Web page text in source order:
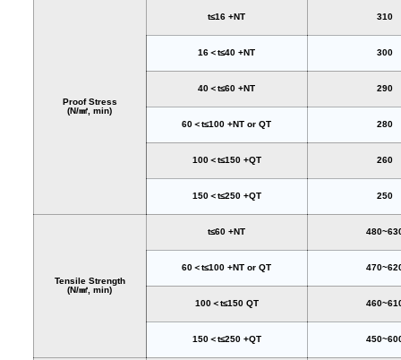
Proof Stress
(N/㎟, min)
t≤16 +NT 310
16＜t≤40 +NT 300
40＜t≤60 +NT 290
60＜t≤100 +NT or QT 280
100＜t≤150 +QT 260
150＜t≤250 +QT 250
Tensile Strength
(N/㎟, min)
t≤60 +NT
60＜t≤100 +NT or QT
100＜t≤150 QT
150＜t≤250 +QT